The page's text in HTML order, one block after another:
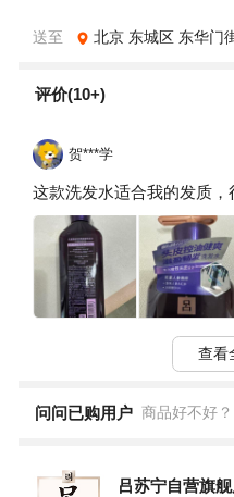
送至 北京 东城区 东华门
评价(10+)
贺***学
这款洗发水适合我的发质，
查看
问问已购用户 商品好不好
吕苏宁自营旗